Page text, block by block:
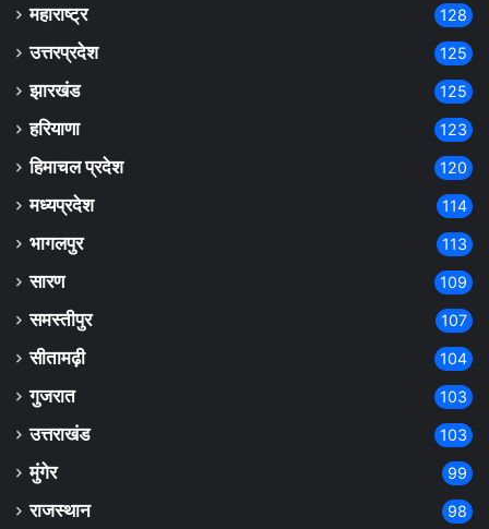
महाराष्ट्र 128
उत्तरप्रदेश 125
झारखंड 125
हरियाणा 123
हिमाचल प्रदेश 120
मध्यप्रदेश 114
भागलपुर 113
सारण 109
समस्तीपुर 107
सीतामढ़ी 104
गुजरात 103
उत्तराखंड 103
मुंगेर 99
राजस्थान 98